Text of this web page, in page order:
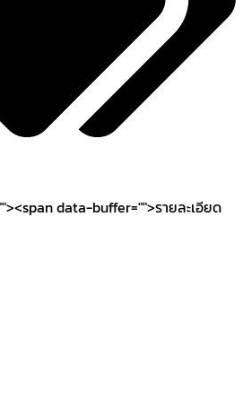
"><span data-buffer="">รายละเอียด